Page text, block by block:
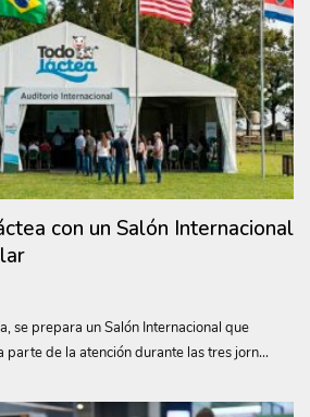
con un Salón Internacional
se prepara un Salón Internacional que
parte de la atención durante las tres jorn...